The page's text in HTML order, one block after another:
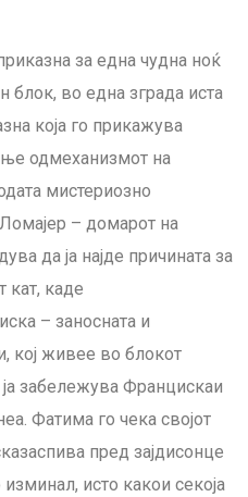
за една чудна ноќ
блок, во една зграда иста
која го прикажува
одмеханизмот на
мистериозно
– домарот на
да ја најде причината за
кат, каде
– заносната и
кој живее во блокот
забележува Францискаи
Фатима го чека својот
пред зајдисонце
исто какои секоја